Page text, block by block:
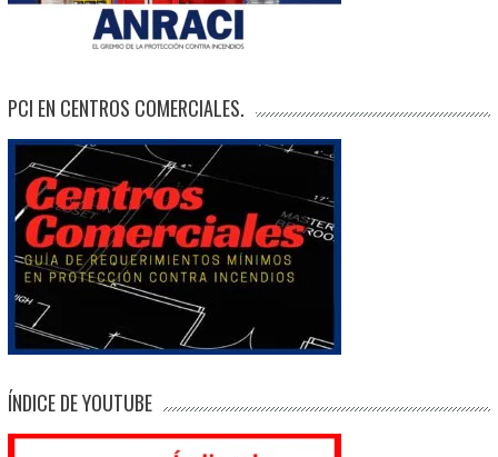
PCI EN CENTROS COMERCIALES.
ÍNDICE DE YOUTUBE